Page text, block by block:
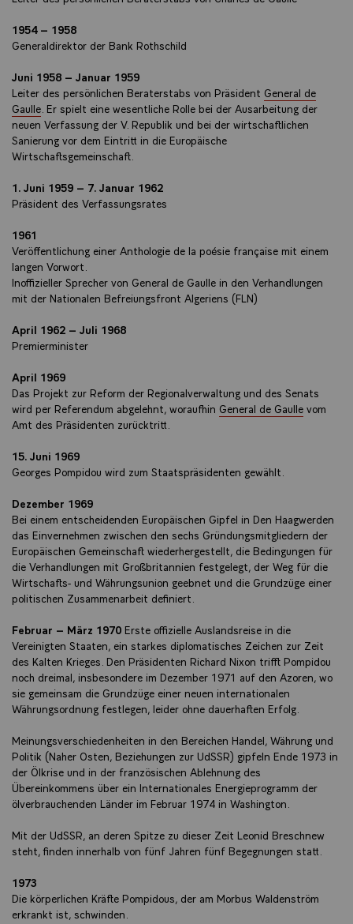
1954 – 1958
Generaldirektor der Bank Rothschild
Juni 1958 – Januar 1959
Leiter des persönlichen Beraterstabs von Präsident General de
Gaulle . Er spielt eine wesentliche Rolle bei der Ausarbeitung der
neuen Verfassung der V. Republik und bei der wirtschaftlichen
Sanierung vor dem Eintritt in die Europäische
Wirtschaftsgemeinschaft.
1. Juni 1959 – 7. Januar 1962
Präsident des Verfassungsrates
1961
Veröffentlichung einer Anthologie de la poésie française mit einem
langen Vorwort.
Inoffizieller Sprecher von General de Gaulle in den Verhandlungen
mit der Nationalen Befreiungsfront Algeriens (FLN)
April 1962 – Juli 1968
Premierminister
April 1969
Das Projekt zur Reform der Regionalverwaltung und des Senats
wird per Referendum abgelehnt, woraufhin General de Gaulle vom
Amt des Präsidenten zurücktritt.
15. Juni 1969
Georges Pompidou wird zum Staatspräsidenten gewählt.
Dezember 1969
Bei einem entscheidenden Europäischen Gipfel in Den Haagwerden
das Einvernehmen zwischen den sechs Gründungsmitgliedern der
Europäischen Gemeinschaft wiederhergestellt, die Bedingungen für
die Verhandlungen mit Großbritannien festgelegt, der Weg für die
Wirtschafts- und Währungsunion geebnet und die Grundzüge einer
politischen Zusammenarbeit definiert.
Februar – März 1970 Erste offizielle Auslandsreise in die
Vereinigten Staaten, ein starkes diplomatisches Zeichen zur Zeit
des Kalten Krieges. Den Präsidenten Richard Nixon trifft Pompidou
noch dreimal, insbesondere im Dezember 1971 auf den Azoren, wo
sie gemeinsam die Grundzüge einer neuen internationalen
Währungsordnung festlegen, leider ohne dauerhaften Erfolg.
Meinungsverschiedenheiten in den Bereichen Handel, Währung und
Politik (Naher Osten, Beziehungen zur UdSSR) gipfeln Ende 1973 in
der Ölkrise und in der französischen Ablehnung des
Übereinkommens über ein Internationales Energieprogramm der
ölverbrauchenden Länder im Februar 1974 in Washington.
Mit der UdSSR, an deren Spitze zu dieser Zeit Leonid Breschnew
steht, finden innerhalb von fünf Jahren fünf Begegnungen statt.
1973
Die körperlichen Kräfte Pompidous, der am Morbus Waldenström
erkrankt ist, schwinden.